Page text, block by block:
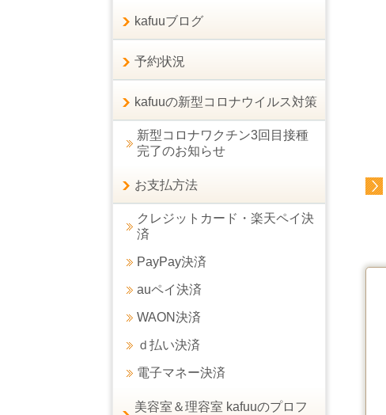
kafuuブログ
予約状況
kafuuの新型コロナウイルス対策
新型コロナワクチン3回目接種
完了のお知らせ
お支払方法
クレジットカード・楽天ペイ決
済
PayPay決済
auペイ決済
WAON決済
ｄ払い決済
電子マネー決済
美容室＆理容室 kafuuのプロフ